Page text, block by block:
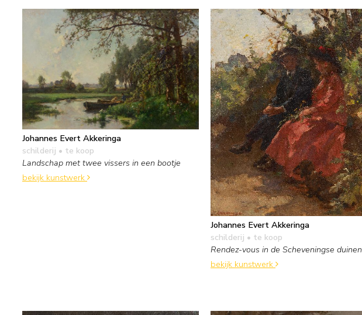
Johannes Evert Akkeringa
schilderij • te koop
Landschap met twee vissers in een bootje
bekijk kunstwerk
Johannes Evert Akkeringa
schilderij • te koop
Rendez-vous in de Scheveningse duinen
bekijk kunstwerk